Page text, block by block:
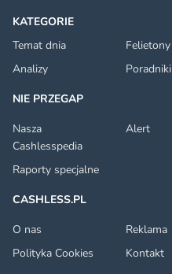
KATEGORIE
Temat dnia
Felietony
Analizy
Poradniki
NIE PRZEGAP
Nasza
Cashlesspedia
Alert
Raporty specjalne
CASHLESS.PL
O nas
Reklama
Polityka Cookies
Kontakt